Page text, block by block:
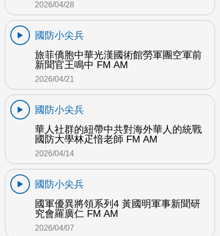
2026/04/28
國防小尖兵
旅菲僑胞中華光漢國術館勞軍團空軍前
新聞官王鳴中 FM AM
2026/04/21
國防小尖兵
華人社群的紐帶中共對海外華人的統戰
國防大學林疋愔老師 FM AM
2026/04/14
國防小尖兵
國軍優異將領系列4 黃國明軍事新聞研
究會羅廣仁 FM AM
2026/04/07